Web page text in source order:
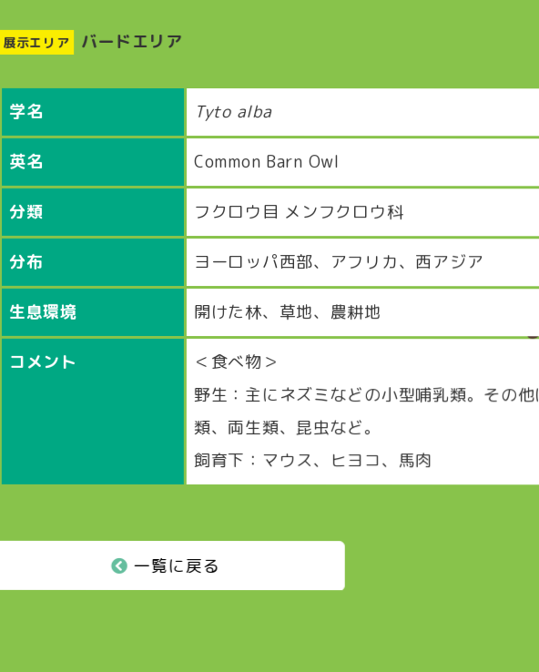
展示エリア バードエリア
学名 Tyto alba
英名 Common Barn Owl
分類 フクロウ目 メンフクロウ科
分布 ヨーロッパ西部、アフリカ、西アジア
生息環境 開けた林、草地、農耕地
コメント ＜食べ物＞
野生：主にネズミなどの小型哺乳類。その
類、両生類、昆虫など。
飼育下：マウス、ヒヨコ、馬肉
一覧に戻る